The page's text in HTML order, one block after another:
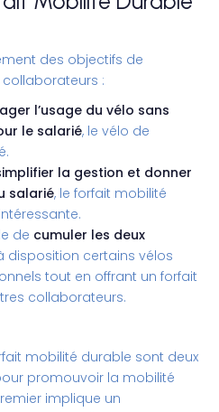
des objectifs de
collaborateurs :
l’usage du vélo sans
le salarié, le vélo de
la gestion et donner
salarié, le forfait mobilité
de cumuler les deux
disposition certains vélos
tout en offrant un forfait
collaborateurs.
mobilité durable sont deux
promouvoir la mobilité
implique un